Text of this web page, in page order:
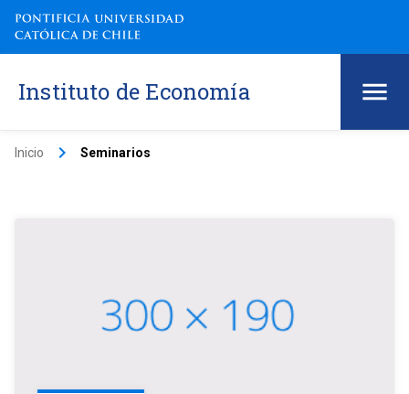
Instituto de Economía
Inicio keyboard_arrow_right Seminarios